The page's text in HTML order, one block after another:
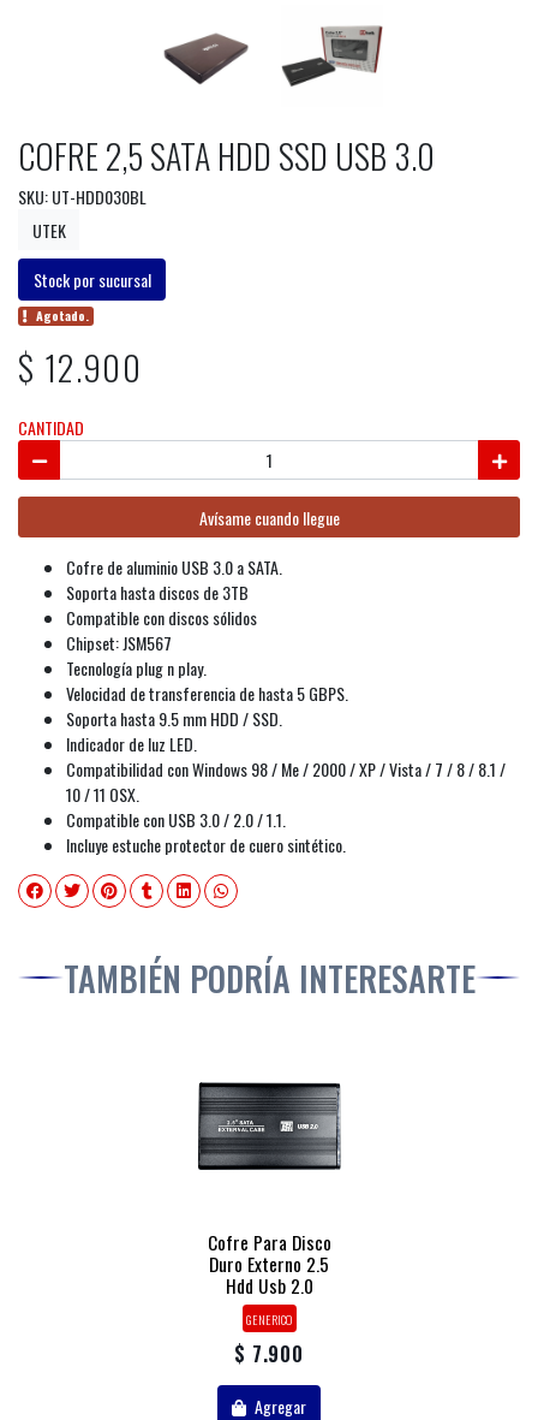
COFRE 2,5 SATA HDD SSD USB 3.0
SKU: UT-HDD030BL
UTEK
Stock por sucursal
Agotado.
$ 12.900
CANTIDAD
Avísame cuando llegue
Cofre de aluminio USB 3.0 a SATA.
Soporta hasta discos de 3TB
Compatible con discos sólidos
Chipset: JSM567
Tecnología plug n play.
Velocidad de transferencia de hasta 5 GBPS.
Soporta hasta 9.5 mm HDD / SSD.
Indicador de luz LED.
Compatibilidad con Windows 98 / Me / 2000 / XP / Vista / 7 / 8 / 8.1 /
10 / 11 OSX.
Compatible con USB 3.0 / 2.0 / 1.1.
Incluye estuche protector de cuero sintético.
TAMBIÉN PODRÍA INTERESARTE
Cofre Para Disco
Duro Externo 2.5
Hdd Usb 2.0
GENERICO
$ 7.900
Agregar